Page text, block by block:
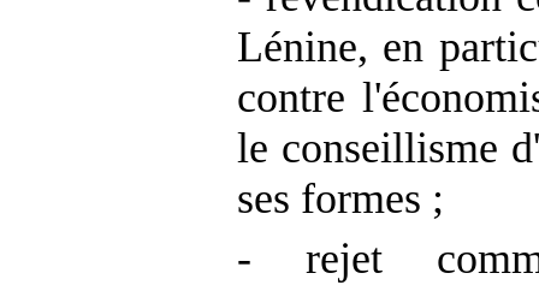
Lénine, en
contre
le conseillisme
ses formes ;
- rejet